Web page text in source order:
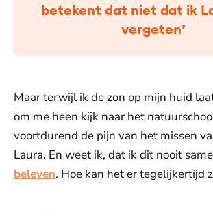
betekent dat niet dat ik
vergeten’
Maar terwijl ik de zon op mijn huid
om me heen kijk naar het
voortdurend de pijn van het missen
Laura. En weet ik, dat ik dit nooit
beleven. Hoe kan het er tegelijkertijd